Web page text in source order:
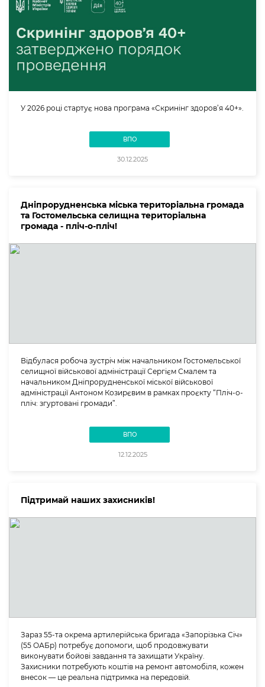
У 2026 році стартує нова програма «Скринінг здоров’я 40+».
ВПО
30.12.2025
Дніпрорудненська міська територіальна громада
та Гостомельська селищна територіальна
громада - пліч-о-пліч!
Відбулася робоча зустріч між начальником Гостомельської
селищної військової адміністрації Сергієм Смалем та
начальником Дніпрорудненської міської військової
адміністрації Антоном Козирєвим в рамках проєкту “Пліч-о-
пліч: згуртовані громади”.
ВПО
12.12.2025
Підтримай наших захисників!
Зараз 55-та окрема артилерійська бригада «Запорізька Січ»
(55 ОАБр) потребує допомоги, щоб продовжувати
виконувати бойові завдання та захищати Україну.
Захисники потребують коштів на ремонт автомобіля, кожен
внесок — це реальна підтримка на передовій.